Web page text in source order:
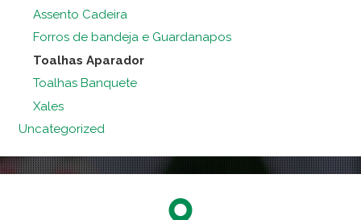
Assento Cadeira
Forros de bandeja e Guardanapos
Toalhas Aparador
Toalhas Banquete
Xales
Uncategorized